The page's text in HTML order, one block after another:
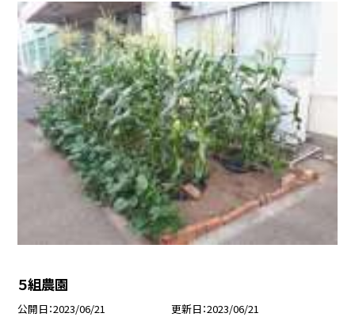
５組農園
公開日 2023/06/21 更新日 2023/06/21